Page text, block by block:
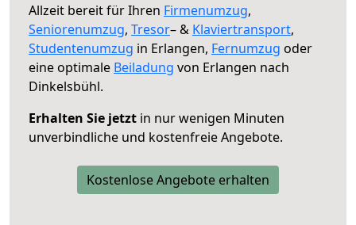
Allzeit bereit für Ihren Firmenumzug,
Seniorenumzug, Tresor– & Klaviertransport,
Studentenumzug in Erlangen, Fernumzug oder
eine optimale Beiladung von Erlangen nach
Dinkelsbühl.
Erhalten Sie jetzt in nur wenigen Minuten
unverbindliche und kostenfreie Angebote.
Kostenlose Angebote erhalten